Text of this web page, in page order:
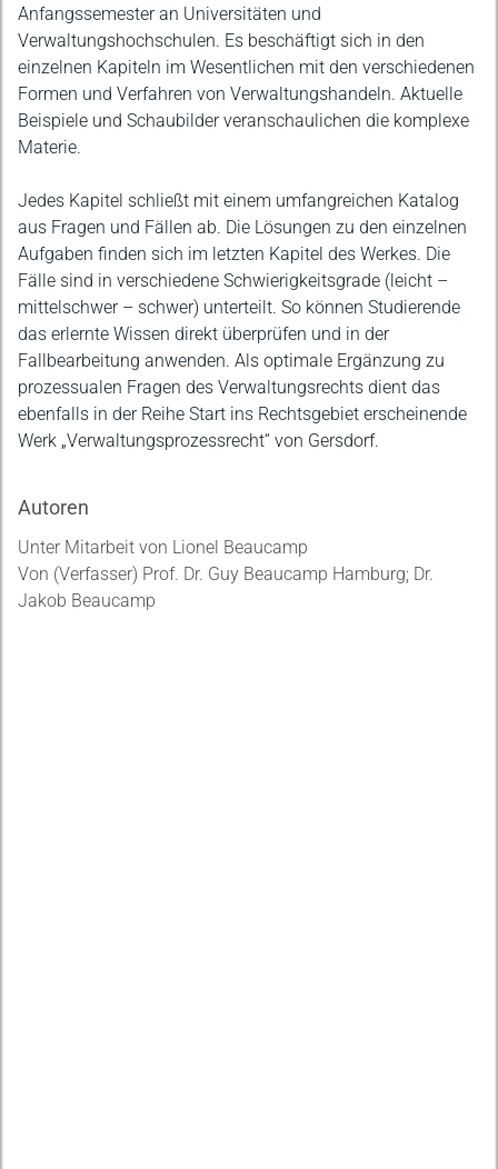
Anfangssemester an Universitäten und
Verwaltungshochschulen. Es beschäftigt sich in den
einzelnen Kapiteln im Wesentlichen mit den verschiedenen
Formen und Verfahren von Verwaltungshandeln. Aktuelle
Beispiele und Schaubilder veranschaulichen die komplexe
Materie.
Jedes Kapitel schließt mit einem umfangreichen Katalog
aus Fragen und Fällen ab. Die Lösungen zu den einzelnen
Aufgaben finden sich im letzten Kapitel des Werkes. Die
Fälle sind in verschiedene Schwierigkeitsgrade (leicht –
mittelschwer – schwer) unterteilt. So können Studierende
das erlernte Wissen direkt überprüfen und in der
Fallbearbeitung anwenden. Als optimale Ergänzung zu
prozessualen Fragen des Verwaltungsrechts dient das
ebenfalls in der Reihe Start ins Rechtsgebiet erscheinende
Werk „Verwaltungsprozessrecht“ von Gersdorf.
Autoren
Unter Mitarbeit von Lionel Beaucamp
Von (Verfasser) Prof. Dr. Guy Beaucamp Hamburg; Dr.
Jakob Beaucamp